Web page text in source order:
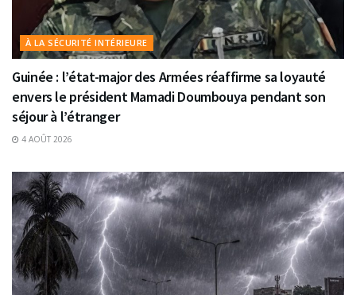
À LA SÉCURITÉ INTÉRIEURE
Guinée : l’état-major des Armées réaffirme sa loyauté
envers le président Mamadi Doumbouya pendant son
séjour à l’étranger
4 AOÛT 2026